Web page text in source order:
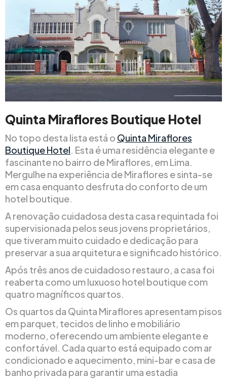
Quinta Miraflores Boutique Hotel
No topo desta lista está o Quinta Miraflores
Boutique Hotel. Esta é uma residência elegante e
fascinante no bairro de Miraflores, em Lima.
Mergulhe na experiência de Miraflores e sinta-se
em casa enquanto desfruta do conforto de um
hotel boutique.
A renovação cuidadosa desta casa requintada foi
supervisionada pelos seus jovens proprietários,
que tiveram muito cuidado e dedicação para
preservar a sua arquitetura e significado histórico.
Após três anos de cuidadoso restauro, a casa foi
reaberta como um luxuoso hotel boutique com
quatro magníficos quartos.
Os quartos da Quinta Miraflores apresentam pisos
em parquet, tecidos de linho e mobiliário
moderno, oferecendo um ambiente elegante e
confortável. Cada quarto está equipado com ar
condicionado e aquecimento, mini-bar e casa de
banho privada para garantir uma estadia